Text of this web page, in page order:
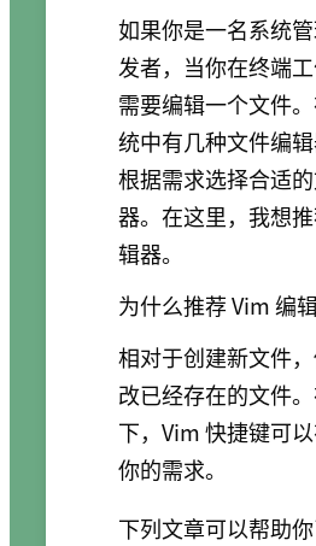
如果你是一名系统
发者，当你在终端
需要编辑一个文件
统中有几种文件编
根据需求选择合适
器。在这里，我想
辑器。
为什么推荐 Vim 编
相对于创建新文件
改已经存在的文件
下，Vim 快捷键可
你的需求。
下列文章可以帮助